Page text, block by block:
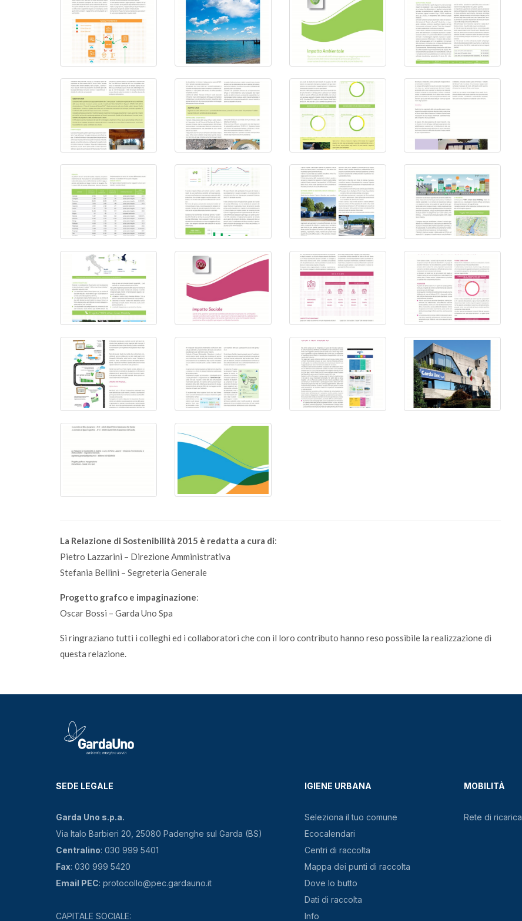
La Relazione di Sostenibilità 2015 è redatta a cura di:
Pietro Lazzarini – Direzione Amministrativa
Stefania Bellini – Segreteria Generale
Progetto grafco e impaginazione:
Oscar Bossi – Garda Uno Spa
Si ringraziano tutti i colleghi ed i collaboratori che con il loro contributo hanno reso possibile la realizzazione di
questa relazione.
SEDE LEGALE
Garda Uno s.p.a.
Via Italo Barbieri 20, 25080 Padenghe sul Garda (BS)
Centralino: 030 999 5401
Fax: 030 999 5420
Email PEC: protocollo@pec.gardauno.it
CAPITALE SOCIALE:
IGIENE URBANA
Seleziona il tuo comune
Ecocalendari
Centri di raccolta
Mappa dei punti di raccolta
Dove lo butto
Dati di raccolta
Info
MOBILITÀ
Rete di ricarica